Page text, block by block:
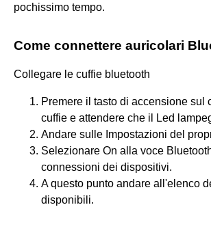
pochissimo tempo.
Come connettere auricolari
Collegare le cuffie bluetooth
Premere il tasto di accensione sul
cuffie e attendere che il Led
Andare sulle Impostazioni del
Selezionare On alla voce
connessioni dei dispositivi.
A questo punto andare all'elenco
disponibili.